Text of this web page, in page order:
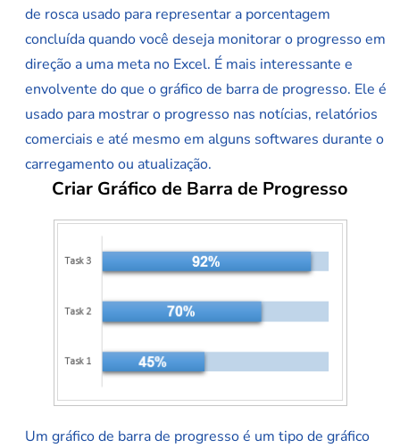
de rosca usado para representar a porcentagem
concluída quando você deseja monitorar o progresso em
direção a uma meta no Excel. É mais interessante e
envolvente do que o gráfico de barra de progresso. Ele é
usado para mostrar o progresso nas notícias, relatórios
comerciais e até mesmo em alguns softwares durante o
carregamento ou atualização.
Criar Gráfico de Barra de Progresso
Um gráfico de barra de progresso é um tipo de gráfico